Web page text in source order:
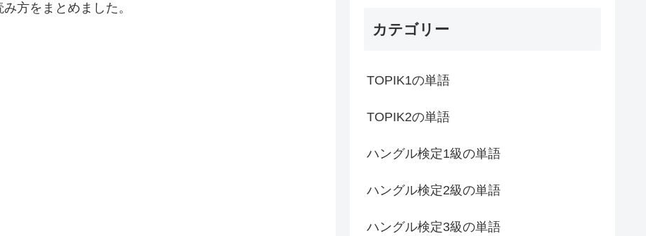
方をまとめました。
カテゴリー
TOPIK1の単語
TOPIK2の単語
ハングル検定1級の単語
ハングル検定2級の単語
ハングル検定3級の単語